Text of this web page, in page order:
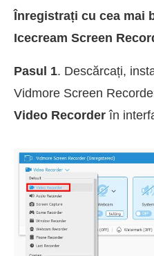
Înregistrați cu cea mai
Icecream Screen
Pasul 1. Descărcați,
Vidmore Screen
Video Recorder în